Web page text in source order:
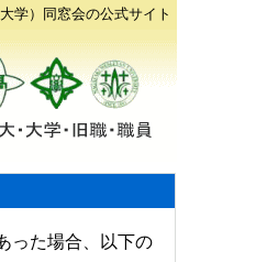
学）同窓会の公式サイト
った場合、以下の